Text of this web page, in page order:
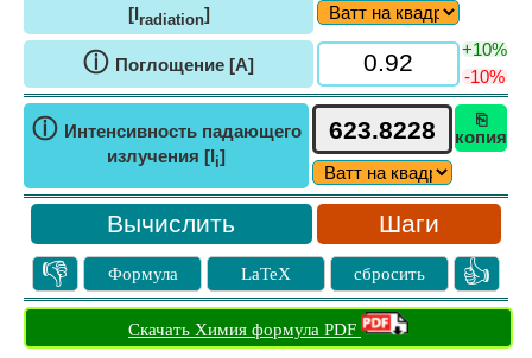
[Iradiation]
ⓘ Поглощение [A]
+10%
-10%
ⓘ Интенсивность падающего
излучения [Ii]
⎘
копия
Шаги
👎 Формула LaTeX сбросить 👍
Скачать Химия формула PDF